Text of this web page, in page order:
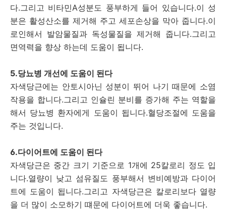
다.그리고 비타민A성분도 풍부하게 들어 있습니다.이 성
분은 활성산소를 제거해 주고 세포손상을 막아 줍니다.이
로인해서 발암물질과 독성물질을 제거해 줍니다.그리고
면역력을 향상 하는데 도움이 됩니다.
5.당뇨병 개선에 도움이 된다
자색당근에는 안토시아닌 성분이 뛰어 나기 때문에 소염
작용을 합니다.그리고 인슐린 분비를 증가해 주는 역할을
해서 당뇨병 환자에게 도움이 됩니다.혈당조절에 도움을
주는 것입니다.
6.다이어트에 도움이 된다
자색당근은 중간 크기 기준으로 1개에 25칼로리 정도 입
니다.열량이 낮고 섬유질도 풍부해서 변비예방과 다이어
트에 도움이 됩니다.그리고 자색당근은 칼로리보다 열량
을 더 많이 소모하기 떄문에 다이어트에 더욱 좋습니다.